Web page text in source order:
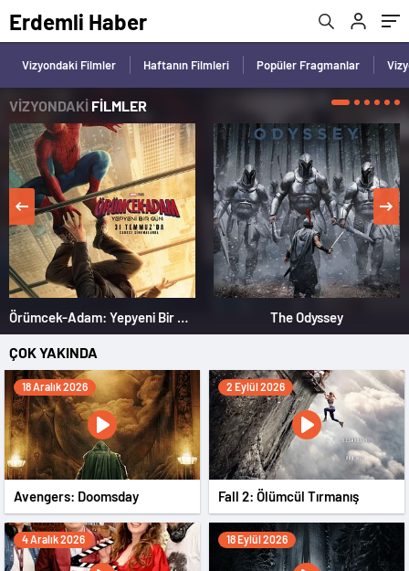
Erdemli Haber
Vizyondaki Filmler Haftanın Filmleri Popüler Fragmanlar
VİZYONDAKİ FİLMLER
Örümcek-Adam: Yepyeni Bir Gün The Odyssey
ÇOK YAKINDA
18 Aralık 2026
Avengers: Doomsday
2 Eylül 2026
Fall 2: Ölümcül Tırmanış
4 Aralık 2026 18 Eylül 2026